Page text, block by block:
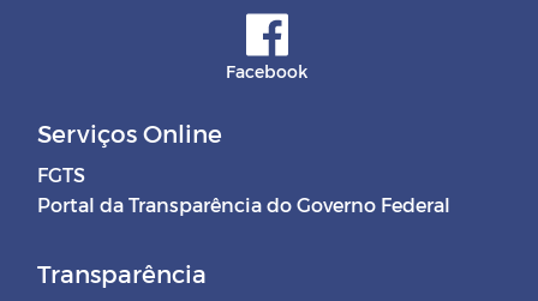
Facebook
Serviços Online
FGTS
Portal da Transparência do Governo Federal
Transparência